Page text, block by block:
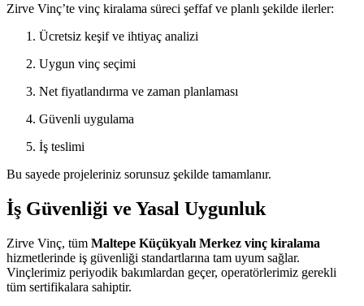
Zirve Vinç’te vinç kiralama süreci şeffaf ve planlı şekilde ilerler:
Ücretsiz keşif ve ihtiyaç analizi
Uygun vinç seçimi
Net fiyatlandırma ve zaman planlaması
Güvenli uygulama
İş teslimi
Bu sayede projeleriniz sorunsuz şekilde tamamlanır.
İş Güvenliği ve Yasal Uygunluk
Zirve Vinç, tüm Maltepe Küçükyalı Merkez vinç kiralama
hizmetlerinde iş güvenliği standartlarına tam uyum sağlar.
Vinçlerimiz periyodik bakımlardan geçer, operatörlerimiz gerekli
tüm sertifikalara sahiptir.